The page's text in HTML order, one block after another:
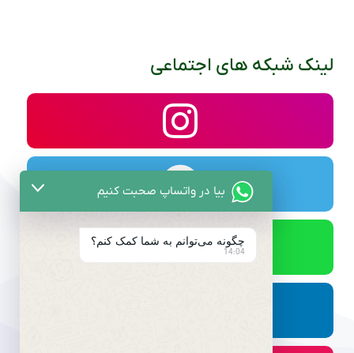
لینک شبکه های اجتماعی
بیا در واتساپ صحبت کنیم
چگونه می‌توانم به شما کمک کنم؟
14:04